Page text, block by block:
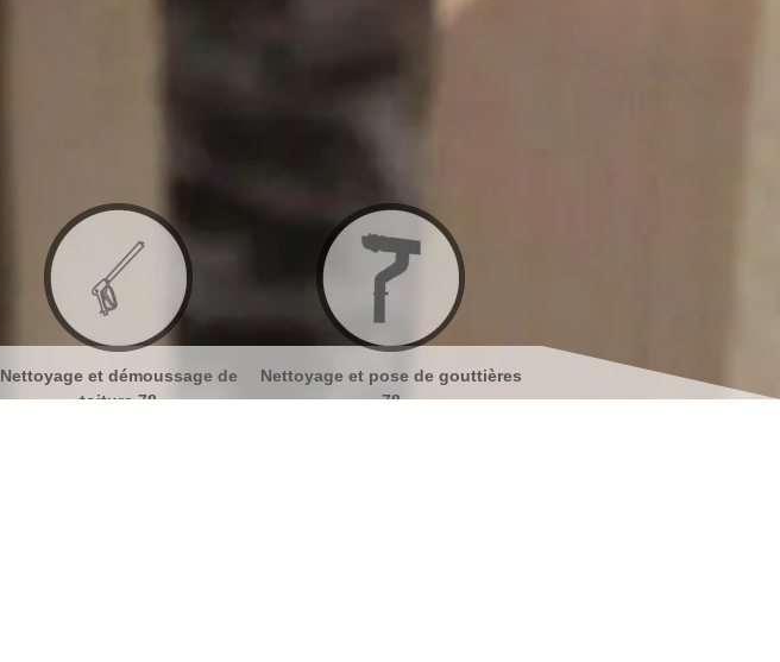
Nettoyage et démoussage de
toiture 78
Nettoyage et pose de gouttières
78
Nettoyage et ravalement de
façades 78